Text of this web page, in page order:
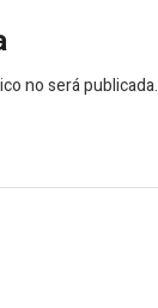
no será publicada.